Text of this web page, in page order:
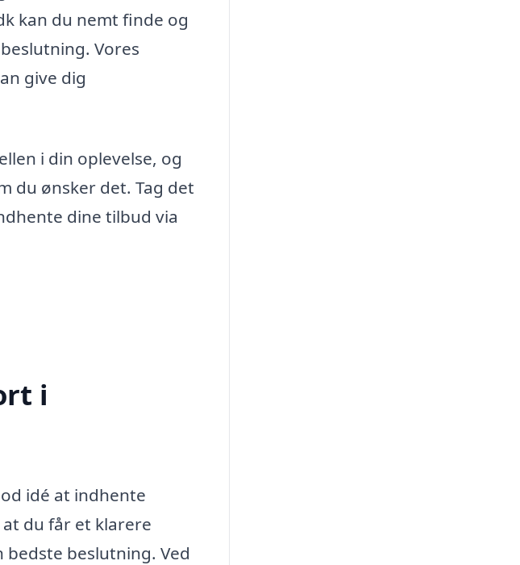
kan du nemt finde og
Vores
give dig
i din oplevelse, og
du ønsker det. Tag det
dine tilbud via
i
idé at indhente
du får et klarere
beslutning. Ved